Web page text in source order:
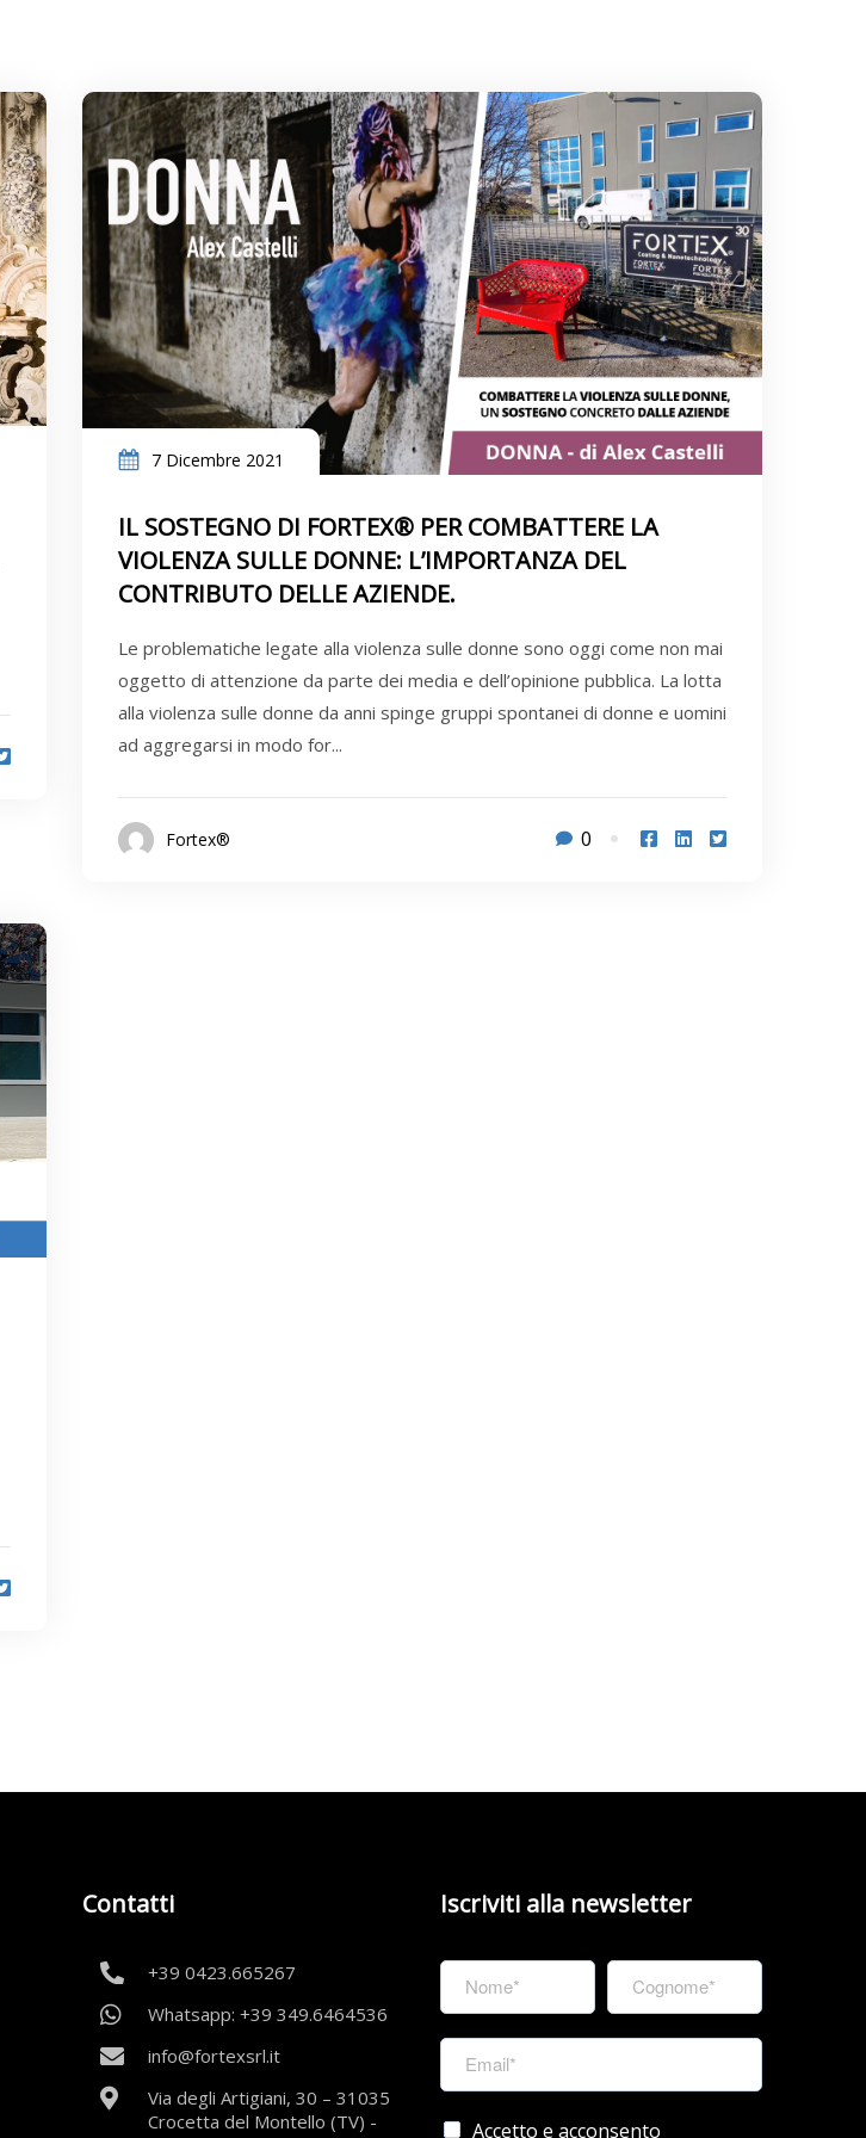
7 Dicembre 2021
IL SOSTEGNO DI FORTEX® PER COMBATTERE LA
VIOLENZA SULLE DONNE: L’IMPORTANZA DEL
CONTRIBUTO DELLE AZIENDE.
Le problematiche legate alla violenza sulle donne sono oggi come non mai
oggetto di attenzione da parte dei media e dell’opinione pubblica. La lotta
alla violenza sulle donne da anni spinge gruppi spontanei di donne e uomini
ad aggregarsi in modo for...
Fortex® 0
Contatti
+39 0423.665267
Whatsapp: +39 349.6464536
info@fortexsrl.it
Via degli Artigiani, 30 – 31035
Crocetta del Montello (TV) -
Iscriviti alla newsletter
Accetto e acconsento